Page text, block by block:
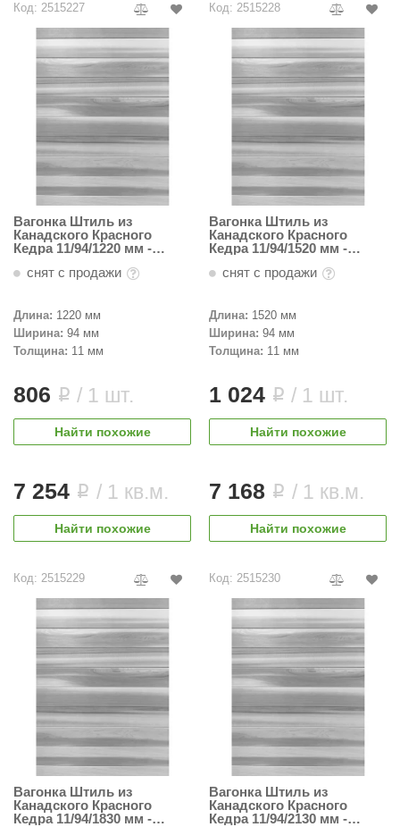
Design
2000
KERN
Код: 2515227
Вагонка Штиль из
Канадского Красного
Кедра 11/94/1220 мм -
снят с продажи
Длина: 1220 мм
Ширина: 94 мм
Толщина: 11 мм
806 i / 1 шт.
Найти похожие
7 254 i / 1 кв.м.
Найти похожие
Код: 2515228
Вагонка Штиль из
Канадского Красного
Кедра 11/94/1520 мм -
снят с продажи
Длина: 1520 мм
Ширина: 94 мм
Толщина: 11 мм
1 024 i / 1 шт.
Найти похожие
7 168 i / 1 кв.м.
Найти похожие
Код: 2515229
Вагонка Штиль из
Канадского Красного
Кедра 11/94/1830 мм -
Код: 2515230
Вагонка Штиль из
Канадского Красного
Кедра 11/94/2130 мм -